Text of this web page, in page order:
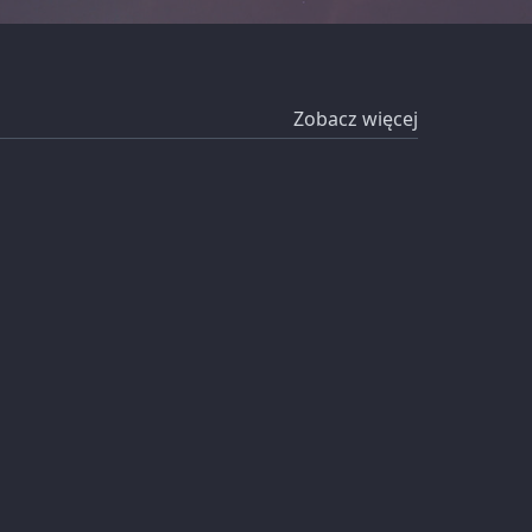
Zobacz więcej